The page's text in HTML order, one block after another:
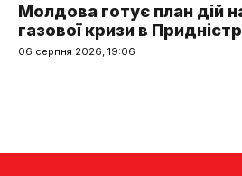
Молдова готує план дій
газової кризи в
06 серпня 2026, 19:06